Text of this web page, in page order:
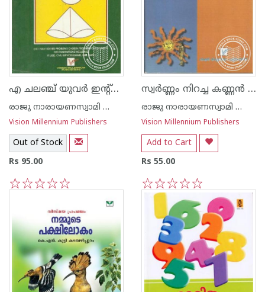
എ ചലഞ്ച് യുവര്‍ ഇന്റ്റെല്ലിജെ‌ന്‍സ്
രാജു നാരായണസ്വാമി ഐ എ എസ്
Vision Millennium Publishers
Out of Stock
Rs 95.00
സ്വര്‍ണ്ണം നിറച്ച കണ്ണ‌ന്‍ ചിരട്ട
രാജു നാരായണസ്വാമി ഐ എ എസ്
Vision Millennium Publishers
Add to Cart
Rs 55.00
3
2